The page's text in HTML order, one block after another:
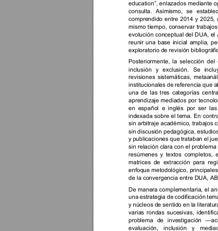
education”, enlazados mediante
consulta.
Asimismo, se
comprendido entre 2014 y 2025,
mismo tiempo, conservar
evolución conceptual del DUA, el
reunir una base inicial amplia,
exploratorio de revisión
Posteriormente, la selección del
inclusión
y exclusión. Se
revisiones sistemáticas,
institucionales de referencia que
una de las tres categorías
aprendizaje mediados por
en
español e inglés por ser
las
indexada sobre el tema. En
sin arbitraje académico, trabajos
sin discusión pedagógica,
y publicaciones que trataban el
sin relación clara con el problema
resúmenes y textos completos,
matrices de extracción para
enfoque metodológico,
de la convergencia entre DUA,
De manera complementaria, el
una estrategia de codificación
y núcleos de sentido en la
varias rondas sucesivas,
problema
de investigación
evaluación,
inclusión y